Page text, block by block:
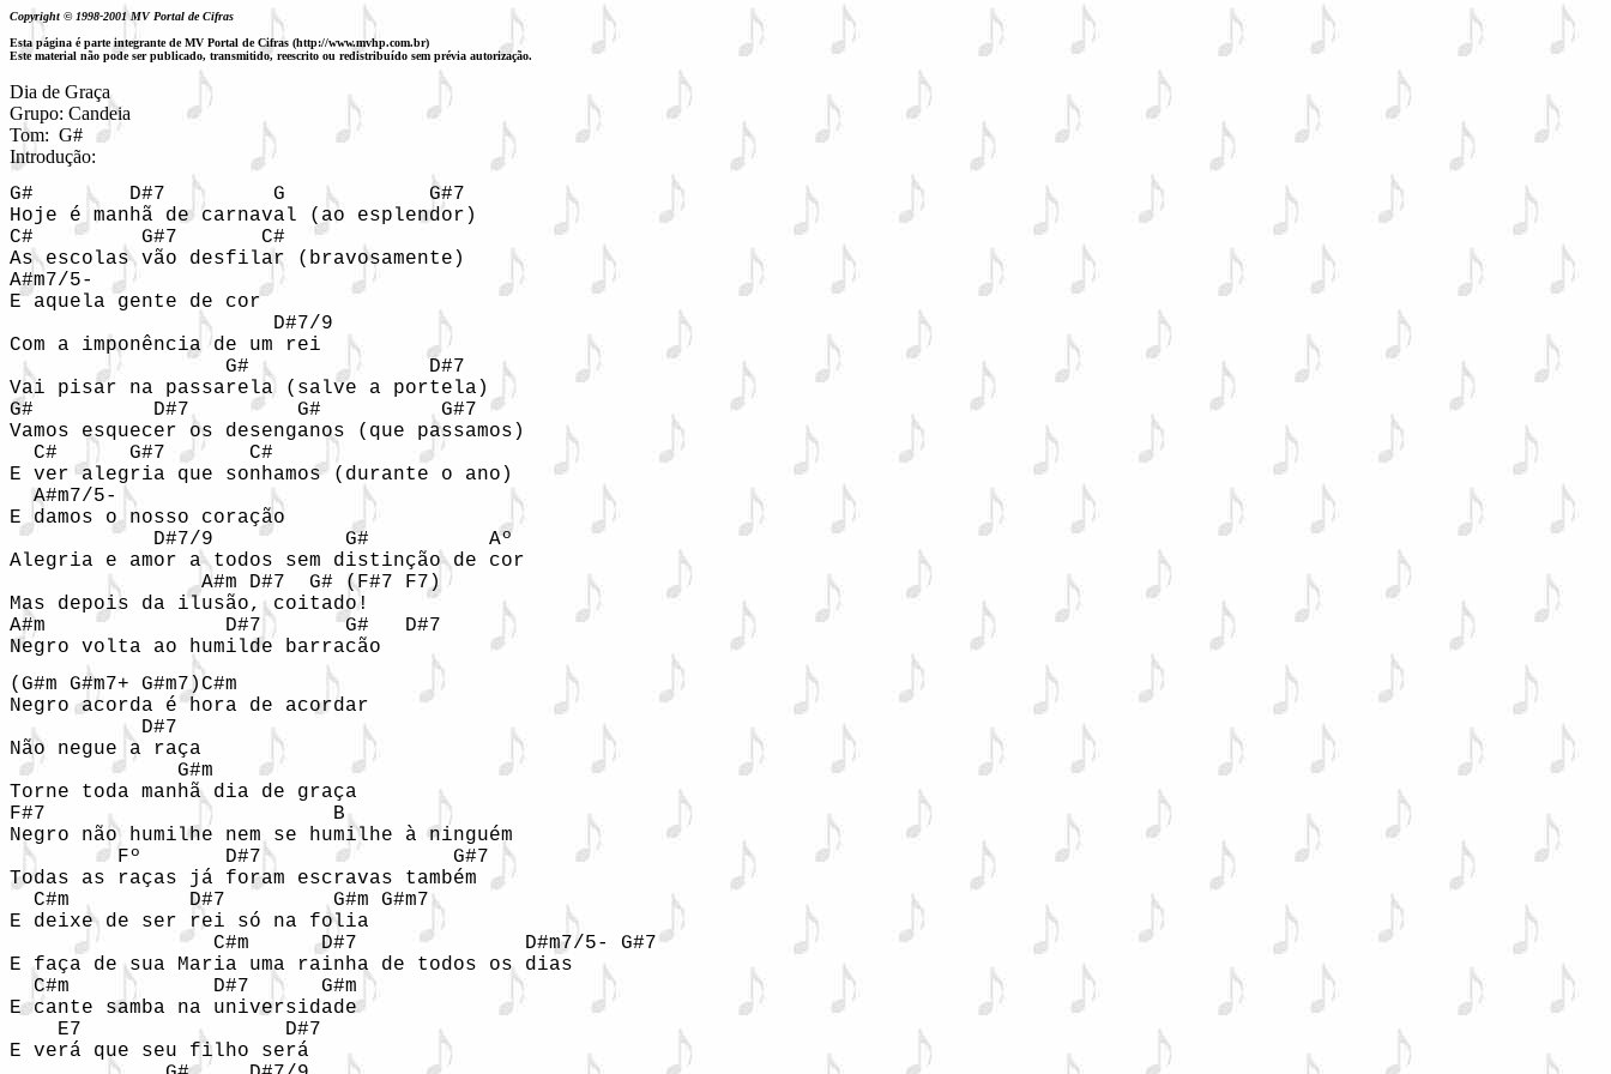
Copyright © 1998-2001 MV Portal de Cifras
Esta página é parte integrante de MV Portal de Cifras (http://www.mvhp.com.br)
Este material não pode ser publicado, transmitido, reescrito ou redistribuído sem prévia autorização.
Dia de Graça
Grupo: Candeia
Tom:  G#
Introdução:
G#        D#7         G            G#7
Hoje é manhã de carnaval (ao esplendor)
C#         G#7       C#
As escolas vão desfilar (bravosamente)
A#m7/5-
E aquela gente de cor
                      D#7/9
Com a imponência de um rei
                  G#               D#7
Vai pisar na passarela (salve a portela)
G#          D#7         G#          G#7
Vamos esquecer os desenganos (que passamos)
  C#      G#7       C#
E ver alegria que sonhamos (durante o ano)
  A#m7/5-
E damos o nosso coração
            D#7/9           G#          Aº
Alegria e amor a todos sem distinção de cor
                A#m D#7  G# (F#7 F7)
Mas depois da ilusão, coitado!
A#m               D#7       G#   D#7
Negro volta ao humilde barracão
(G#m G#m7+ G#m7)C#m
Negro acorda é hora de acordar
           D#7
Não negue a raça
              G#m
Torne toda manhã dia de graça
F#7                        B
Negro não humilhe nem se humilhe à ninguém
         Fº       D#7                G#7
Todas as raças já foram escravas também
  C#m          D#7         G#m G#m7
E deixe de ser rei só na folia
                 C#m      D#7              D#m7/5- G#7
E faça de sua Maria uma rainha de todos os dias
  C#m            D#7      G#m
E cante samba na universidade
    E7                 D#7
E verá que seu filho será